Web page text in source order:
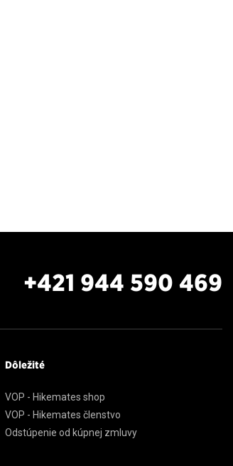
+421 944 590 469
Dôležité
VOP - Hikemates shop
VOP - Hikemates členstvo
Odstúpenie od kúpnej zmluvy